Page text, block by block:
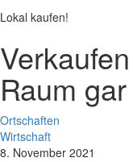
Lokal kaufen!
Raum
Ortschaften
Wirtschaft
8. November 2021